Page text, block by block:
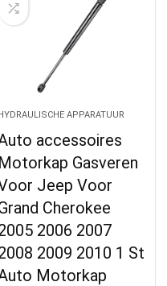
APPARATUUR
accessoires
Motorkap Gasveren
Jeep Voor
Cherokee
2006 2007
2009 2010 1 St
Motorkap